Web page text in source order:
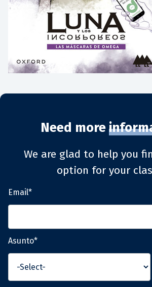
Need more
We are glad to help you
option for your
Email*
Asunto*